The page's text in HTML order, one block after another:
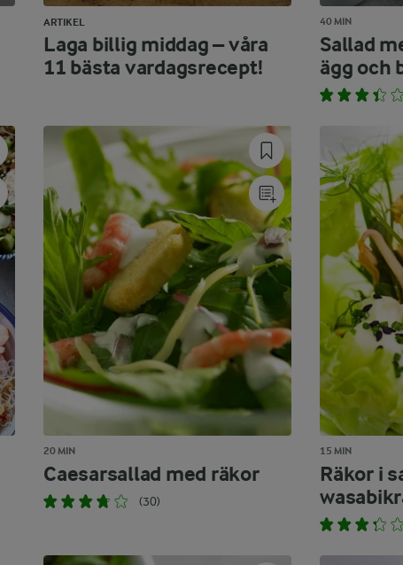
ARTIKEL
Laga billig middag – våra
11 bästa vardagsrecept!
40 MIN
Sallad
ägg och
20 MIN
Caesarsallad med räkor
(30)
15 MIN
Räkor i